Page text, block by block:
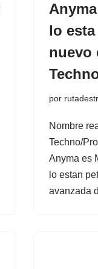
lo
nuevo
por
Nombre
Techno/
Anyma es
lo estan
avanzada